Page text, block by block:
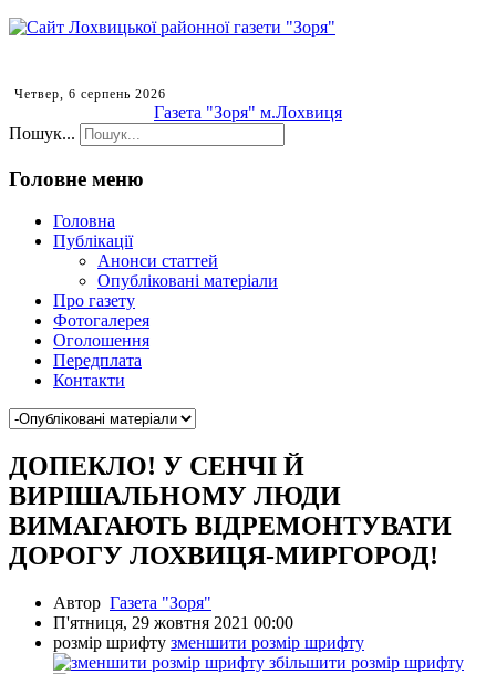
Четвер, 6 серпень 2026
Газета "Зоря" м.Лохвиця
Пошук...
Головне меню
Головна
Публікації
Анонси статтей
Опубліковані матеріали
Про газету
Фотогалерея
Оголошення
Передплата
Контакти
ДОПЕКЛО! У СЕНЧІ Й
ВИРІШАЛЬНОМУ ЛЮДИ
ВИМАГАЮТЬ ВІДРЕМОНТУВАТИ
ДОРОГУ ЛОХВИЦЯ-МИРГОРОД!
Автор Газета "Зоря"
П'ятниця, 29 жовтня 2021 00:00
розмір шрифту зменшити розмір шрифту
збільшити розмір шрифту